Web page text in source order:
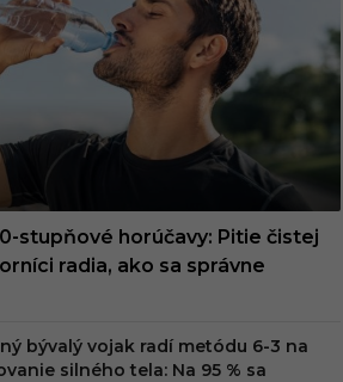
stupňové horúčavy: Pitie čistej
radia, ako sa správne
bývalý vojak radí metódu 6-3 na
silného tela: Na 95 % sa